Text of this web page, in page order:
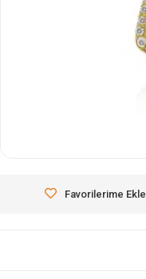
Favorilerime Ekle